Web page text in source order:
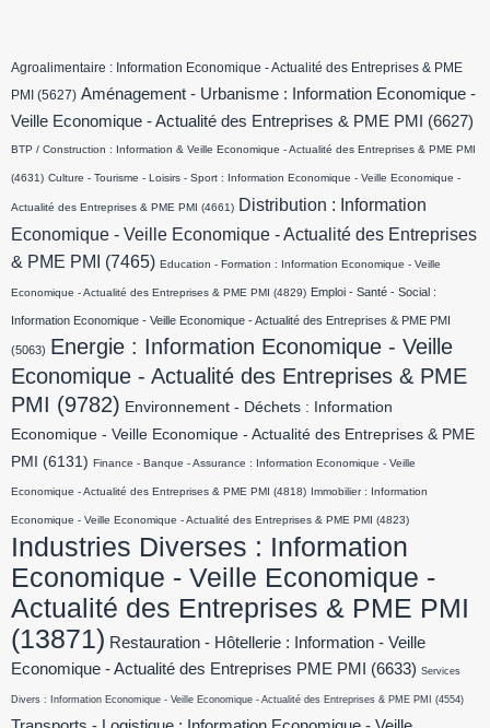
Agroalimentaire : Information Economique - Actualité des Entreprises & PME
PMI (5627) Aménagement - Urbanisme : Information Economique -
Veille Economique - Actualité des Entreprises & PME PMI
(6627)
BTP / Construction : Information & Veille Economique - Actualité des Entreprises & PME PMI
(4631) Culture - Tourisme - Loisirs - Sport : Information Economique - Veille Economique -
Actualité des Entreprises & PME PMI (4661) Distribution : Information
Economique - Veille Economique - Actualité des Entreprises
& PME PMI
(7465) Education - Formation : Information Economique - Veille
Economique - Actualité des Entreprises & PME PMI (4829) Emploi - Santé - Social :
Information Economique - Veille Economique - Actualité des Entreprises & PME PMI
(5063) Energie : Information Economique - Veille
Economique - Actualité des Entreprises & PME
PMI (9782) Environnement - Déchets : Information
Economique - Veille Economique - Actualité des Entreprises & PME
PMI
(6131) Finance - Banque - Assurance : Information Economique - Veille
Economique - Actualité des Entreprises & PME PMI (4818) Immobilier : Information
Economique - Veille Economique - Actualité des Entreprises & PME PMI (4823)
Industries Diverses : Information
Economique - Veille Economique -
Actualité des Entreprises & PME PMI
(13871) Restauration - Hôtellerie : Information - Veille
Economique - Actualité des Entreprises PME PMI
(6633) Services
Divers : Information Economique - Veille Economique - Actualité des Entreprises & PME PMI (4554)